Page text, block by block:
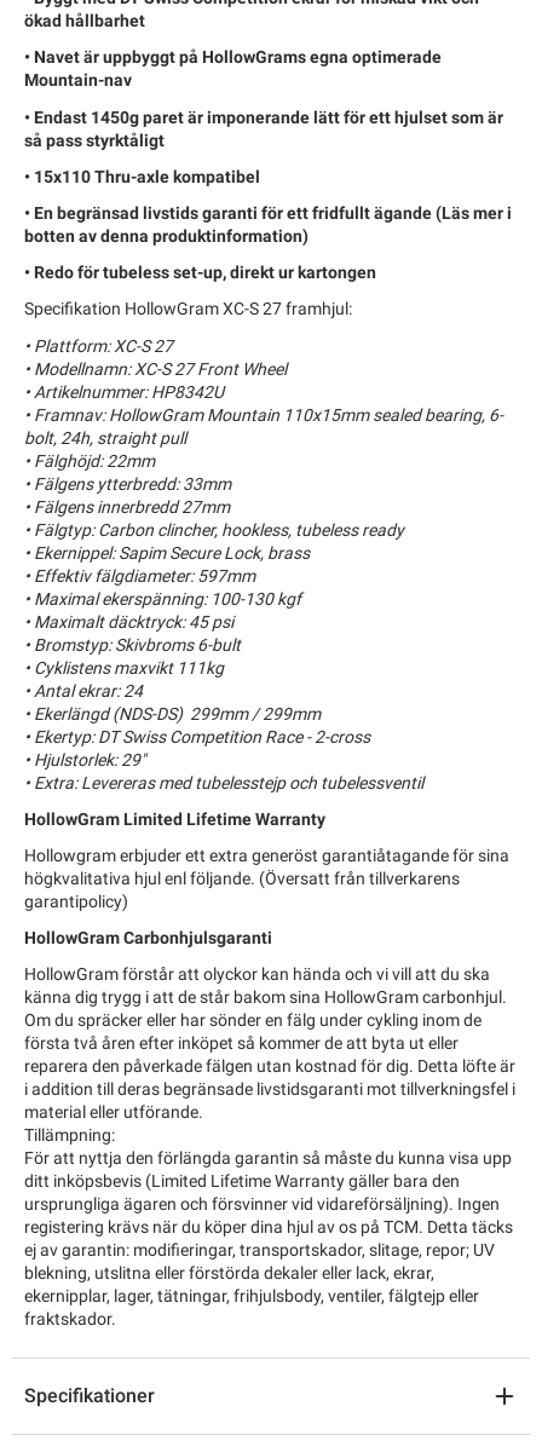
ökad hållbarhet
• Navet är uppbyggt på HollowGrams egna optimerade
Mountain-nav
• Endast 1450g paret är imponerande lätt för ett hjulset som är
så pass styrktåligt
• 15x110 Thru-axle kompatibel
• En begränsad livstids garanti för ett fridfullt ägande (Läs mer i
botten av denna produktinformation)
• Redo för tubeless set-up, direkt ur kartongen
Specifikation HollowGram XC-S 27 framhjul:
• Plattform: XC-S 27
• Modellnamn: XC-S 27 Front Wheel
• Artikelnummer: HP8342U
• Framnav: HollowGram Mountain 110x15mm sealed bearing, 6-
bolt, 24h, straight pull
• Fälghöjd: 22mm
• Fälgens ytterbredd: 33mm
• Fälgens innerbredd 27mm
• Fälgtyp: Carbon clincher, hookless, tubeless ready
• Ekernippel: Sapim Secure Lock, brass
• Effektiv fälgdiameter: 597mm
• Maximal ekerspänning: 100-130 kgf
• Maximalt däcktryck: 45 psi
• Bromstyp: Skivbroms 6-bult
• Cyklistens maxvikt 111kg
• Antal ekrar: 24
• Ekerlängd (NDS-DS) 299mm / 299mm
• Ekertyp: DT Swiss Competition Race - 2-cross
• Hjulstorlek: 29"
• Extra: Levereras med tubelesstejp och tubelessventil
HollowGram Limited Lifetime Warranty
Hollowgram erbjuder ett extra generöst garantiåtagande för sina
högkvalitativa hjul enl följande. (Översatt från tillverkarens
garantipolicy)
HollowGram Carbonhjulsgaranti
HollowGram förstår att olyckor kan hända och vi vill att du ska
känna dig trygg i att de står bakom sina HollowGram carbonhjul.
Om du spräcker eller har sönder en fälg under cykling inom de
första två åren efter inköpet så kommer de att byta ut eller
reparera den påverkade fälgen utan kostnad för dig. Detta löfte är
i addition till deras begränsade livstidsgaranti mot tillverkningsfel i
material eller utförande.
Tillämpning:
För att nyttja den förlängda garantin så måste du kunna visa upp
ditt inköpsbevis (Limited Lifetime Warranty gäller bara den
ursprungliga ägaren och försvinner vid vidareförsäljning). Ingen
registering krävs när du köper dina hjul av os på TCM. Detta täcks
ej av garantin: modifieringar, transportskador, slitage, repor; UV
blekning, utslitna eller förstörda dekaler eller lack, ekrar,
ekernipplar, lager, tätningar, frihjulsbody, ventiler, fälgtejp eller
fraktskador.
Specifikationer